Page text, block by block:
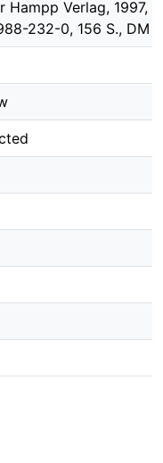
Hampp Verlag, 1997,
232-0, 156 S., DM